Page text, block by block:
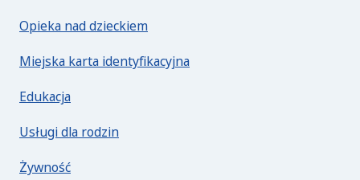
Opieka nad dzieckiem
Miejska karta identyfikacyjna
Edukacja
Usługi dla rodzin
Żywność